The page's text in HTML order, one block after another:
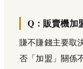
Q：販賣機加
賺不賺錢主要取
否「加盟」關係